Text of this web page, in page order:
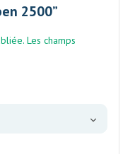
2500”
Les champs